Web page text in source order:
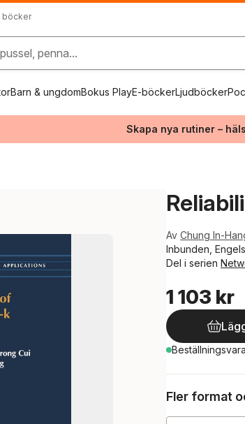
böcker
penna...
Barn & ungdomBokus PlayE-böckerLjudböcker
Skapa nya rutiner –
Av Chung In-
Inbunden,
Del i serien
1 103 kr
Fler format